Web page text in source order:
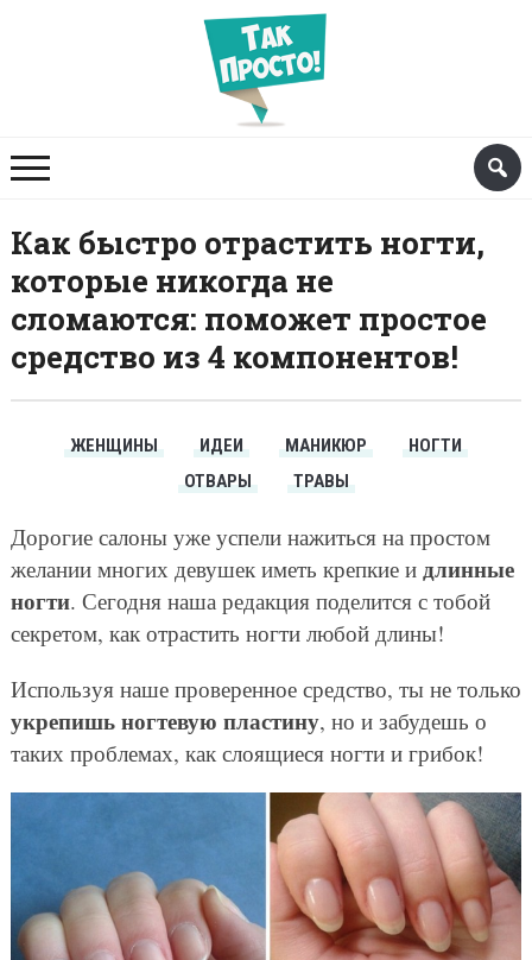
Как быстро отрастить ногти,
которые никогда не
сломаются: поможет простое
средство из 4 компонентов!
ЖЕНЩИНЫ ИДЕИ МАНИКЮР
НОГТИ
ОТВАРЫ
ТРАВЫ
Дорогие салоны уже успели нажиться на простом
желании многих девушек иметь крепкие и длинные
ногти. Сегодня наша редакция поделится с тобой
секретом, как отрастить ногти любой длины!
Используя наше проверенное средство, ты не только
укрепишь ногтевую пластину, но и забудешь о
таких проблемах, как слоящиеся ногти и грибок!